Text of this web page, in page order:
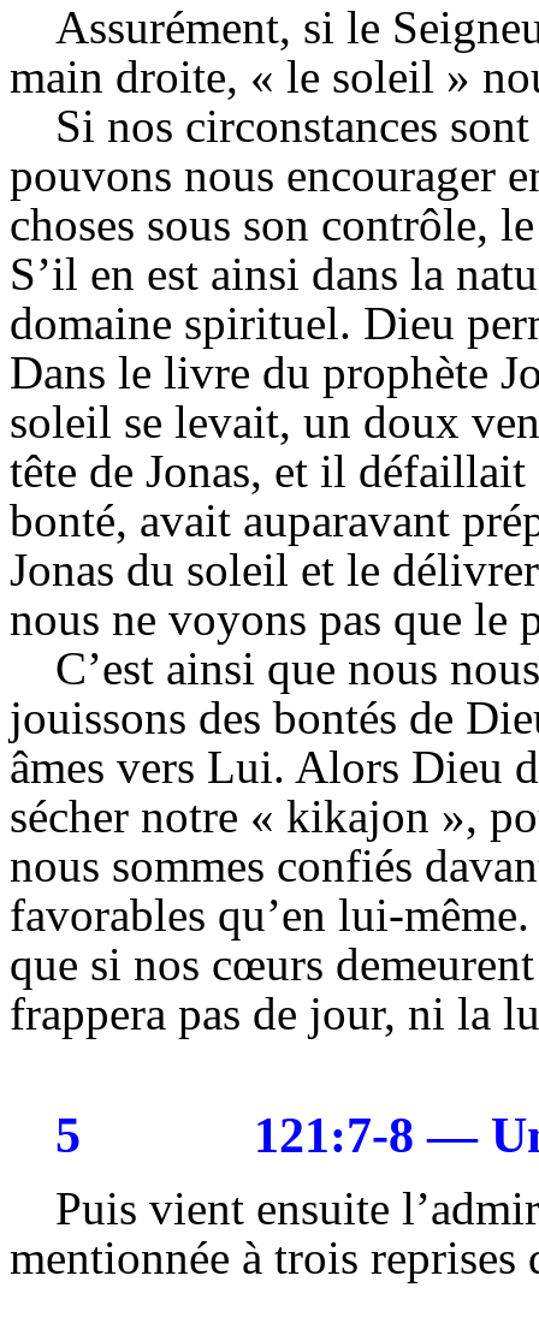
Assurément, si le
main droite, « le soleil »
Si nos circonstances
pouvons nous encourager
choses sous son contrôle,
S’il en est ainsi dans la
domaine spirituel. Dieu
Dans le livre du prophète
soleil se levait, un doux
tête de Jonas, et il
bonté, avait auparavant
Jonas du soleil et le
nous ne voyons pas que le
C’est ainsi que nous
jouissons des bontés de
âmes vers Lui. Alors Dieu
sécher notre « kikajon »,
nous sommes confiés
favorables qu’en lui-
que si nos cœurs
frappera pas de jour, ni la
5 121:7-8 —
Puis vient ensuite
mentionnée à trois reprises